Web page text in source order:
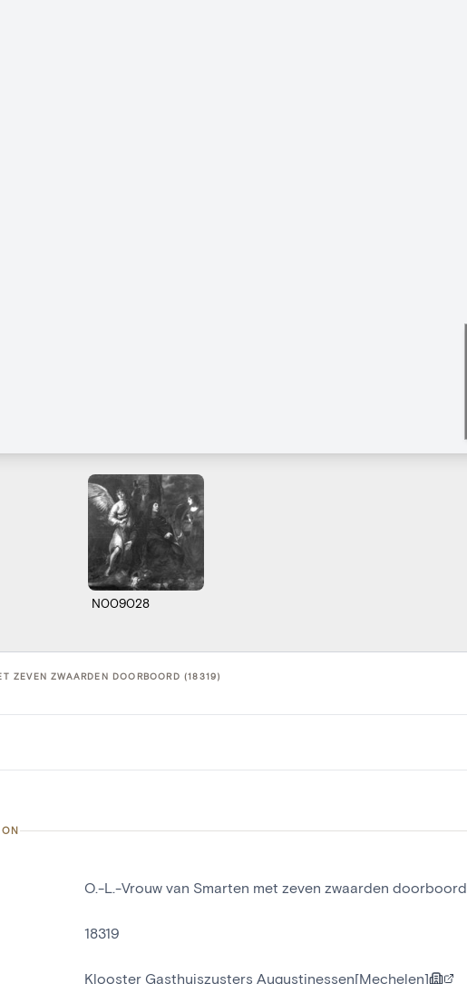
N009028
ZEVEN ZWAARDEN DOORBOORD (18319)
O.-L.-Vrouw van Smarten met zeven zwaarden doorboord
18319
Klooster Gasthuiszusters Augustinessen[Mechelen]